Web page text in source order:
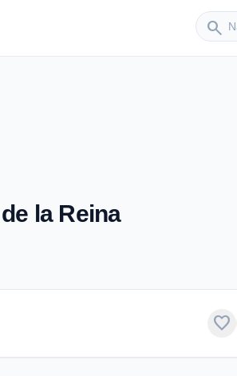
search
la Reina
favorite